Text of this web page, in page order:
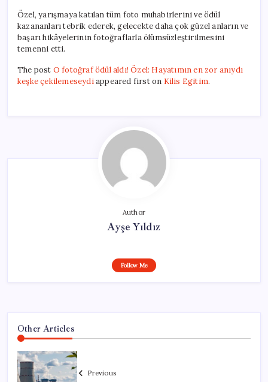
Özel, yarışmaya katılan tüm foto muhabirlerini ve ödül
kazananları tebrik ederek, gelecekte daha çok güzel anların ve
başarı hikâyelerinin fotoğraflarla ölümsüzleştirilmesini
temenni etti.
The post O fotoğraf ödül aldı! Özel: Hayatımın en zor anıydı
keşke çekilemeseydiappeared first on Kilis Egitim.
Author
Ayşe Yıldız
Follow Me
Other Articles
Previous